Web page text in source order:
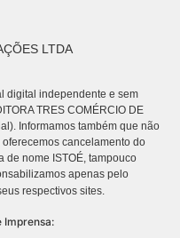
LTDA
digital independente e sem
TRES COMÉRCIO DE
Informamos também que não
cancelamento do
de nome ISTOÉ, tampouco
apenas pelo
respectivos sites.
Imprensa: